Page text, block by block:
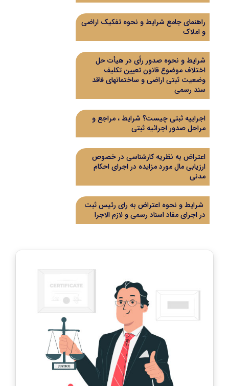
راهنمای جامع شرایط و نحوه تفکیک اراضی
و املاک
شرایط و نحوه صدور رأی در هیأت حل
اختلاف موضوع قانون تعیین تکلیف
وضعیت ثبتی اراضی و ساختمانهای فاقد
سند رسمی
اجراییه ثبتی چیست؟ شرایط ، مراجع و
مراحل صدور اجرائیه ثبتی
اعتراض به نظریه کارشناسی در خصوص
ارزیابی مال مورد مزایده در اجرای احکام
مدنی
شرایط و نحوه اعتراض به رای رئیس ثبت
در اجرای مفاد اسناد رسمی و لازم الاجرا